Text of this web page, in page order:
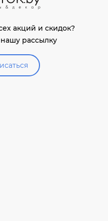
акций и скидок?
рассылку